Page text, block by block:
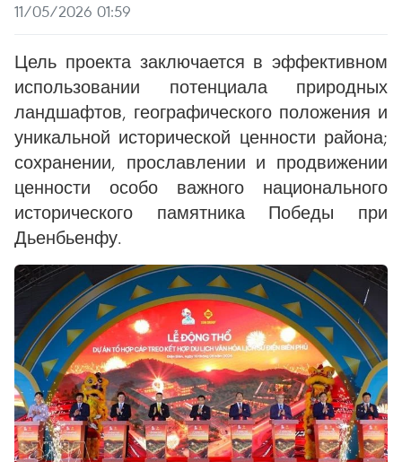
11/05/2026 01:59
Цель проекта заключается в эффективном
использовании потенциала природных
ландшафтов, географического положения и
уникальной исторической ценности района;
сохранении, прославлении и продвижении
ценности особо важного национального
исторического памятника Победы при
Дьенбьенфу.